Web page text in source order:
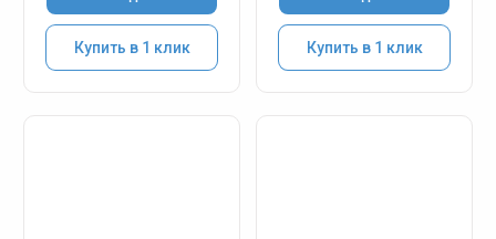
Купить в 1 клик Купить в 1 клик